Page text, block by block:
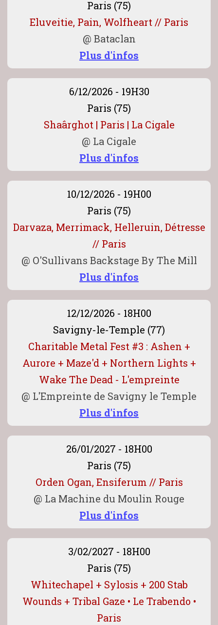
Paris (75)
Eluveitie, Pain, Wolfheart // Paris
@ Bataclan
Plus d'infos
6/12/2026 - 19H30
Paris (75)
Shaârghot | Paris | La Cigale
@ La Cigale
Plus d'infos
10/12/2026 - 19H00
Paris (75)
Darvaza, Merrimack, Helleruin, Détresse
// Paris
@ O'Sullivans Backstage By The Mill
Plus d'infos
12/12/2026 - 18H00
Savigny-le-Temple (77)
Charitable Metal Fest #3 : Ashen +
Aurore + Maze'd + Northern Lights +
Wake The Dead - L'empreinte
@ L'Empreinte de Savigny le Temple
Plus d'infos
26/01/2027 - 18H00
Paris (75)
Orden Ogan, Ensiferum // Paris
@ La Machine du Moulin Rouge
Plus d'infos
3/02/2027 - 18H00
Paris (75)
Whitechapel + Sylosis + 200 Stab
Wounds + Tribal Gaze • Le Trabendo •
Paris